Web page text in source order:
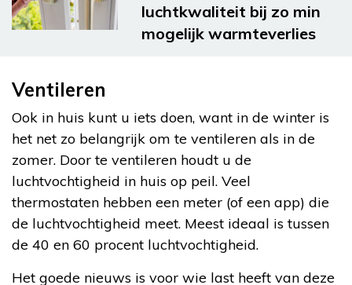
luchtkwaliteit bij zo min
mogelijk warmteverlies
Ventileren
Ook in huis kunt u iets doen, want in de winter is
het net zo belangrijk om te ventileren als in de
zomer. Door te ventileren houdt u de
luchtvochtigheid in huis op peil. Veel
thermostaten hebben een meter (of een app) die
de luchtvochtigheid meet. Meest ideaal is tussen
de 40 en 60 procent luchtvochtigheid.
Het goede nieuws is voor wie last heeft van deze